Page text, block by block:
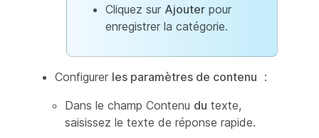
Cliquez sur Ajouter pour
enregistrer la catégorie.
Configurer les paramètres de contenu :
Dans le champ Contenu du texte,
saisissez le texte de réponse rapide.